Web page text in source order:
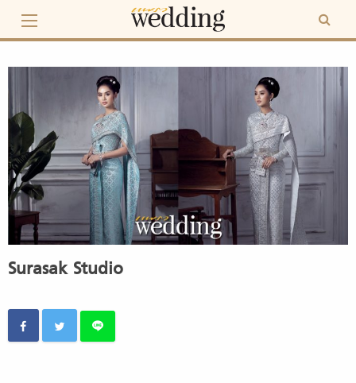
content
Surasak Studio